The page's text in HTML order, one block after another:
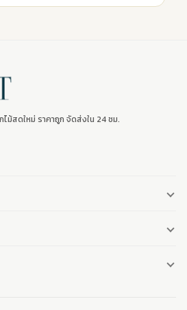
สดใหม่ ราคาถูก จัดส่งใน 24 ชม.